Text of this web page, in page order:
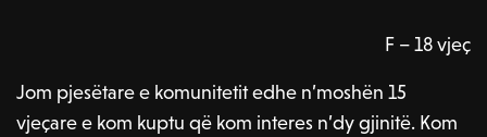
F – 18 vjeç
Jom pjesëtare e komunitetit edhe n’moshën 15
vjeçare e kom kuptu që kom interes n’dy gjinitë. Kom